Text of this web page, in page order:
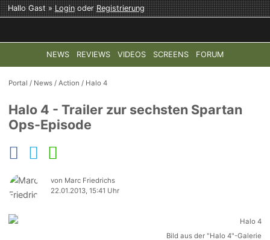
Hallo Gast »LoginoderRegistrierung
NEWS REVIEWS VIDEOS SCREENS FORUM
TOP-THEMEN: COD: MODERN WARFARE 4 HALO:
Portal / News /Action / Halo 4
Halo 4 - Trailer zur sechsten Spartan
Ops-Episode
von Marc Friedrichs
22.01.2013, 15:41 Uhr
Bild aus der "Halo 4"-Galerie